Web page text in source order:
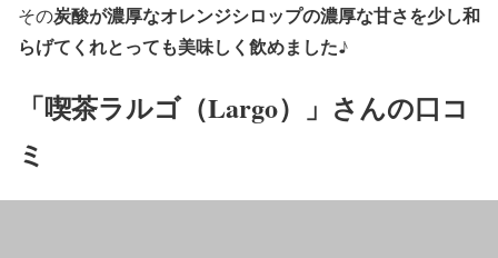
その炭酸が濃厚なオレンジシロップの濃厚な甘さを少し和
らげてくれとっても美味しく飲めました♪
「喫茶ラルゴ（Largo）」さんの口コ
ミ